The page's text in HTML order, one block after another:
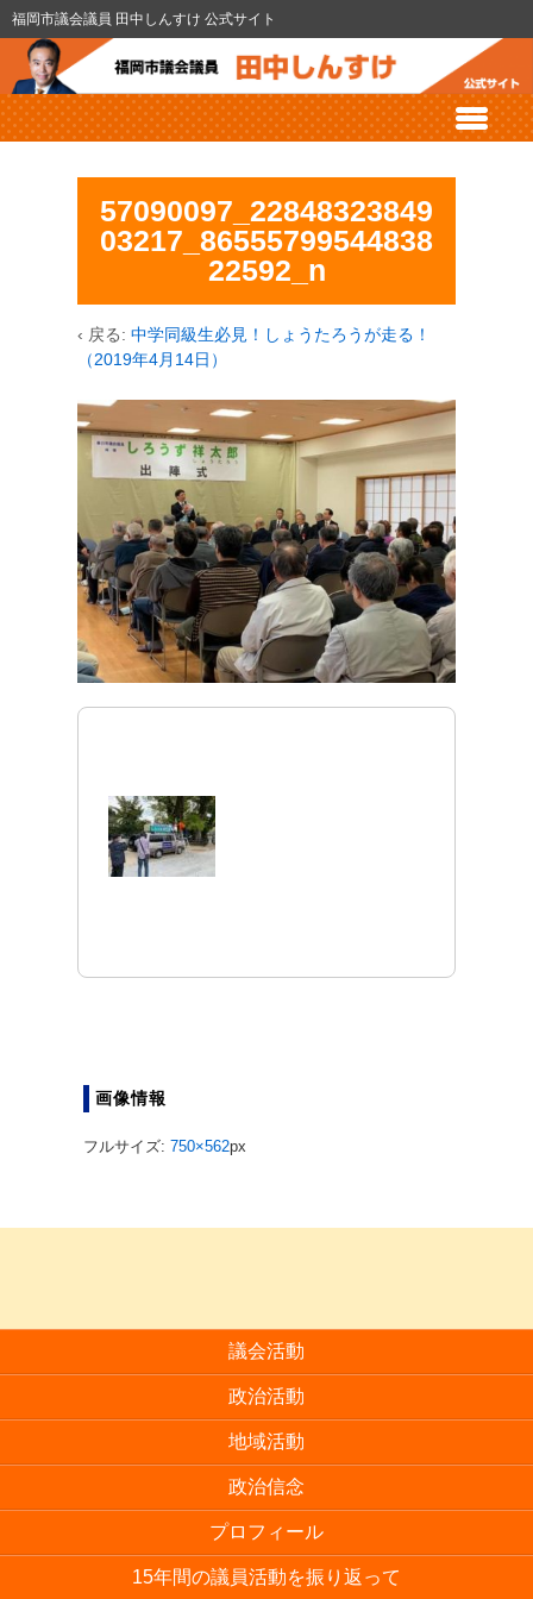
福岡市議会議員 田中しんすけ 公式サイト
57090097_22848323849
03217_86555799544838
22592_n
‹ 戻る: 中学同級生必見！しょうたろうが走る！
（2019年4月14日）
画像情報
フルサイズ: 750×562px
議会活動
政治活動
地域活動
政治信念
プロフィール
15年間の議員活動を振り返って